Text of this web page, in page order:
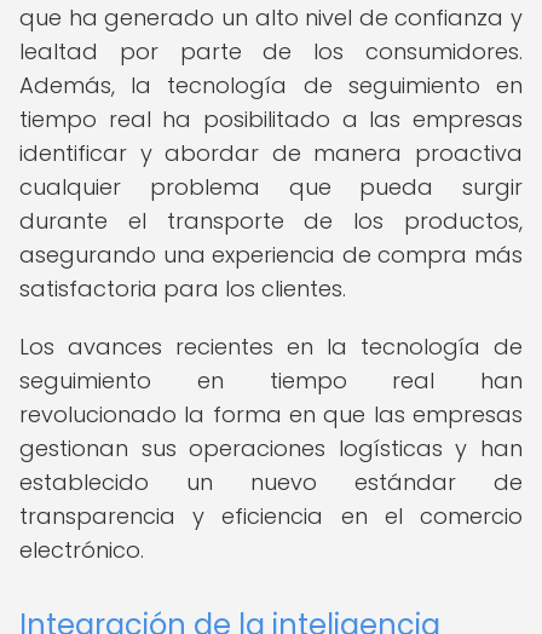
que ha generado un alto nivel de confianza y
lealtad por parte de los consumidores.
Además, la tecnología de seguimiento en
tiempo real ha posibilitado a las empresas
identificar y abordar de manera proactiva
cualquier problema que pueda surgir
durante el transporte de los productos,
asegurando una experiencia de compra más
satisfactoria para los clientes.
Los avances recientes en la tecnología de
seguimiento en tiempo real han
revolucionado la forma en que las empresas
gestionan sus operaciones logísticas y han
establecido un nuevo estándar de
transparencia y eficiencia en el comercio
electrónico.
Integración de la inteligencia